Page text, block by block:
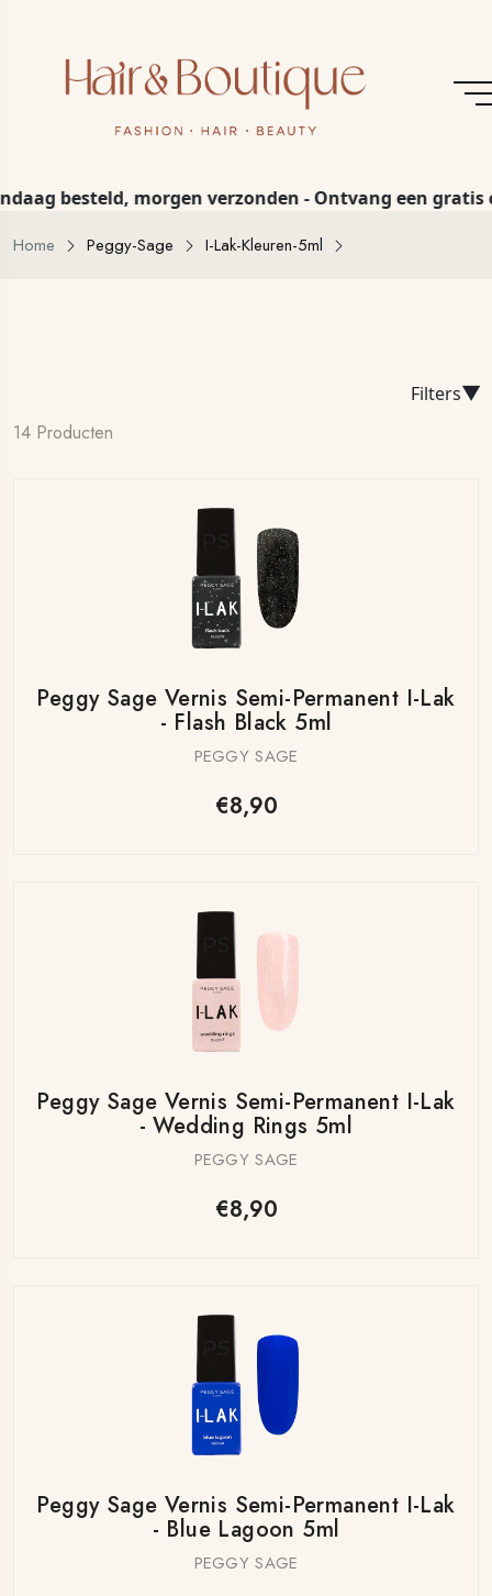
besteld, morgen verzonden - Ontvang een gratis
Home
Peggy-Sage I-Lak-Kleuren-5ml
Filters▼
14 Producten
Peggy Sage Vernis Semi-Permanent I-Lak
- Flash Black 5ml
PEGGY SAGE
€8,90
Peggy Sage Vernis Semi-Permanent I-Lak
- Wedding Rings 5ml
PEGGY SAGE
€8,90
Peggy Sage Vernis Semi-Permanent I-Lak
- Blue Lagoon 5ml
PEGGY SAGE